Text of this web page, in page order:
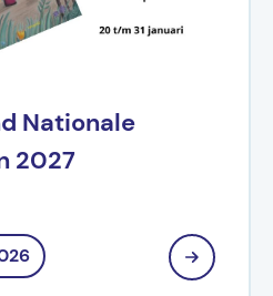
Nationale
2027